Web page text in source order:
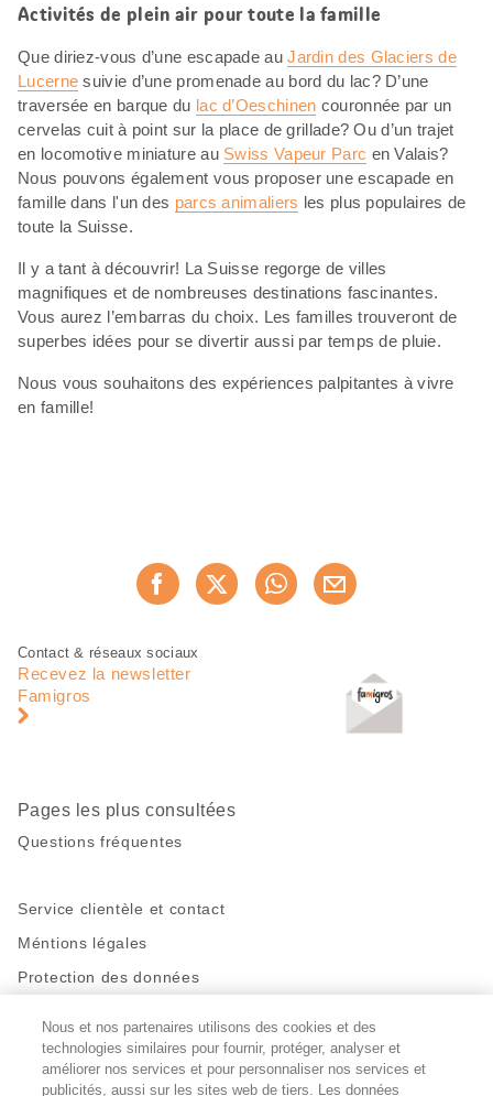
Activités de plein air pour toute la famille
Que diriez-vous d’une escapade auJardin des Glaciers de
Lucerne suivie d’une promenade au bord du lac? D’une
traversée en barque du lac d’Oeschinen couronnée par un
cervelas cuit à point sur la place de grillade? Ou d’un trajet
en locomotive miniature au Swiss Vapeur Parc en Valais?
Nous pouvons également vous proposer une escapade en
famille dans l'un des parcs animaliers les plus populaires de
toute la Suisse.
Il y a tant à découvrir! La Suisse regorge de villes
magnifiques et de nombreuses destinations fascinantes.
Vous aurez l’embarras du choix. Les familles trouveront de
superbes idées pour se divertir aussi par temps de pluie.
Nous vous souhaitons des expériences palpitantes à vivre
en famille!
Recommander maintenant
Pied
page
Navigation
pied
Contact & réseaux sociaux
Recevez la newsletter
Famigros
Pages les plus consultées
Questions fréquentes
Service clientèle et contact
Méntions légales
Protection des données
Restez en contact!
Facebook
http://twitter.com/migros
https://www.youtube.com/user/
PinterestInstagram
Nous et nos partenaires utilisons des cookies et des
technologies similaires pour fournir, protéger, analyser et
améliorer nos services et pour personnaliser nos services et
publicités, aussi sur les sites web de tiers. Les données